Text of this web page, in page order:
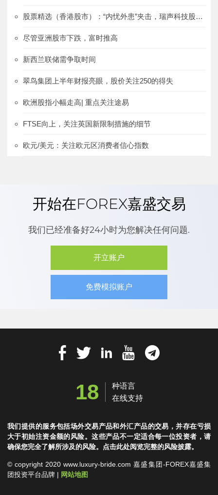
股票精选（香港股市）：“内忧外患”夹击，瑞声科技股价或结束上修
尽管亚洲股市下跌，富时推高
新西兰联储需争取时间
翠鸟集团上半年财报亮眼，股价关注250的得失
欧洲股指小幅走高| 重点关注途易
FTSE向上，关注英国新限制措施的细节
欧元/美元：关注欧元区消费者信心指数
开始在FOREX嘉盛交易
我们已经准备好24小时为您解决任何问题.
开立账户
免费模拟账户
18
种语言
在线支持
我们提供的服务包括场外交易产品和外汇产品的交易，并存在亏损
大于初始注资金额的风险。这些产品不一定适合每一位投资者，请
确保您完全了解所涉及的风险。点击此处阅览完整的风险披露。
© copyright 2020 www.luxury-bride.com 嘉盛集团-FOREX嘉盛集
团投资平台品牌 | 网站地图